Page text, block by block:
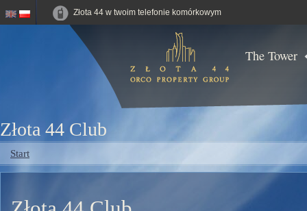
Złota 44 w twoim telefonie komórkowym
The Tower
Złota 44 Club
You are here
Start